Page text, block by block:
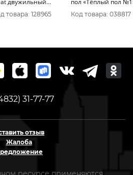
двужильный
240-1, 5
товара: 128965
пол «Тёплый пол
комплект на 5м2
1100Вт
Код товара: 038817
31-77-77
отзыв
Жалоба